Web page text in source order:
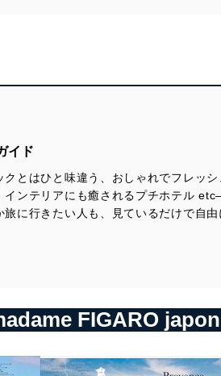
イド
とはひと味違う、おしゃれでフレッ
インテリアにも癒されるプチホテル
に行きたい人も、見ているだけで自
FIGARO